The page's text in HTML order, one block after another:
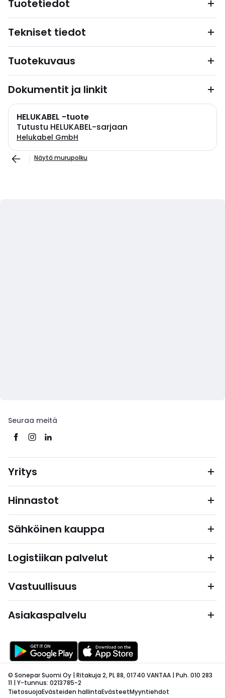
Tuotetiedot
Tekniset tiedot
Tuotekuvaus
Dokumentit ja linkit
HELUKABEL -tuote
Tutustu HELUKABEL-sarjaan
Helukabel GmbH
Näytä murupolku
Seuraa meitä
Yritys
Hinnastot
Sähköinen kauppa
Logistiikan palvelut
Vastuullisuus
Asiakaspalvelu
© Sonepar Suomi Oy | Ritakuja 2, PL 88, 01740 VANTAA | Puh. 010 283
11 | Y-tunnus: 0213785-2
TietosuojaEvästeiden hallintaEvästeetMyyntiehdot